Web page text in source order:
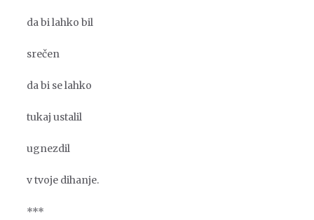
da bi lahko bil
srečen
da bi se lahko
tukaj ustalil
ugnezdil
v tvoje dihanje.
***